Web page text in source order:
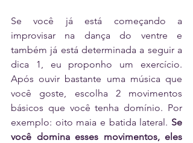
Se você já está começando a
improvisar na dança do ventre e
também já está determinada a seguir a
dica 1, eu proponho um exercício.
Após ouvir bastante uma música que
você goste, escolha 2 movimentos
básicos que você tenha domínio. Por
exemplo: oito maia e batida lateral. Se
você domina esses movimentos, eles